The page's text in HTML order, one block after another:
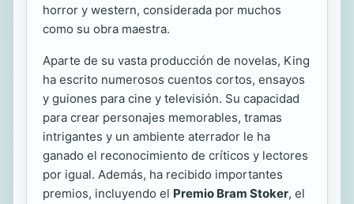
horror y western, considerada por muchos
como su obra maestra.
Aparte de su vasta producción de novelas, King
ha escrito numerosos cuentos cortos, ensayos
y guiones para cine y televisión. Su capacidad
para crear personajes memorables, tramas
intrigantes y un ambiente aterrador le ha
ganado el reconocimiento de críticos y lectores
por igual. Además, ha recibido importantes
premios, incluyendo el Premio Bram Stoker, el